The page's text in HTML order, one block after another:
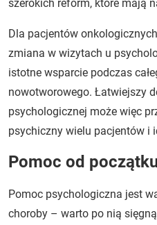
szerokich reform, które mają
Dla pacjentów
zmiana w wizytach u
istotne wsparcie podczas
nowotworowego. Łatwiejszy
psychologicznej może więc
psychiczny wielu pacjentów i
Pomoc od
Pomoc psychologiczna jest
choroby – warto po nią